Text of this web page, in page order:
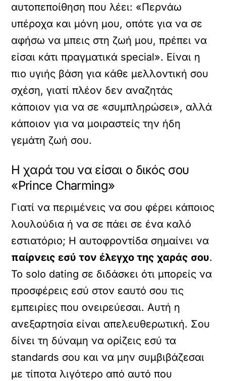
αυτοπεποίθηση που λέει: «Περνάω
υπέροχα και μόνη μου, οπότε για να σε
αφήσω να μπεις στη ζωή μου, πρέπει να
είσαι κάτι πραγματικά special». Είναι η
πιο υγιής βάση για κάθε μελλοντική σου
σχέση, γιατί πλέον δεν αναζητάς
κάποιον για να σε «συμπληρώσει», αλλά
κάποιον για να μοιραστείς την ήδη
γεμάτη ζωή σου.
Η χαρά του να είσαι ο δικός σου
«Prince Charming»
Γιατί να περιμένεις να σου φέρει κάποιος
λουλούδια ή να σε πάει σε ένα καλό
εστιατόριο; Η αυτοφροντίδα σημαίνει να
παίρνεις εσύ τον έλεγχο της χαράς σου.
Το solo dating σε διδάσκει ότι μπορείς να
προσφέρεις εσύ στον εαυτό σου τις
εμπειρίες που ονειρεύεσαι. Αυτή η
ανεξαρτησία είναι απελευθερωτική. Σου
δίνει τη δύναμη να ορίζεις εσύ τα
standards σου και να μην συμβιβάζεσαι
με τίποτα λιγότερο από αυτό που